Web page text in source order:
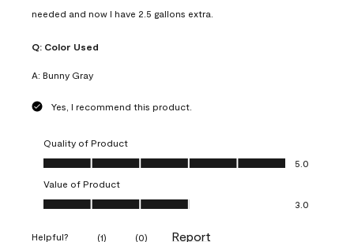
needed and now I have 2.5 gallons extra.
Q: Color Used
A: Bunny Gray
Yes, I recommend this product.
Quality of Product
Quality of Product, 5.0 out of 5
5.0
Value of Product
Value of Product, 3.0 out of 5
3.0
Helpful? (1) (0) Report